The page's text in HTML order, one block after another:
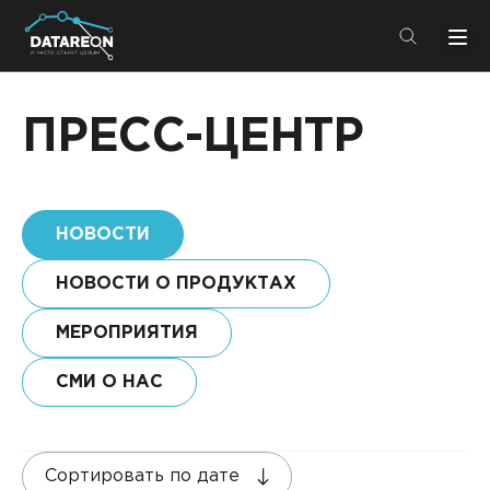
info@datareon.ru
Услуги
Решения
Партнеры
Импортозамещение
Компания
О компании
Карьера
Решения
DATAREON Platform
Пресс-центр
ПРЕСС-ЦЕНТР
НОВОСТИ
НОВОСТИ О ПРОДУКТАХ
МЕРОПРИЯТИЯ
СМИ О НАС
Сортировать по дате